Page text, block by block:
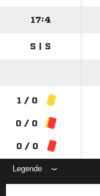
17:4
S | S
1 / 0
0 / 0
0 / 0
Legende